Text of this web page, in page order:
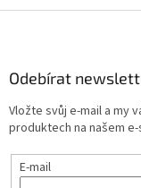
Odebírat
Vložte svůj e-mail a my
produktech na našem e-
E-mail